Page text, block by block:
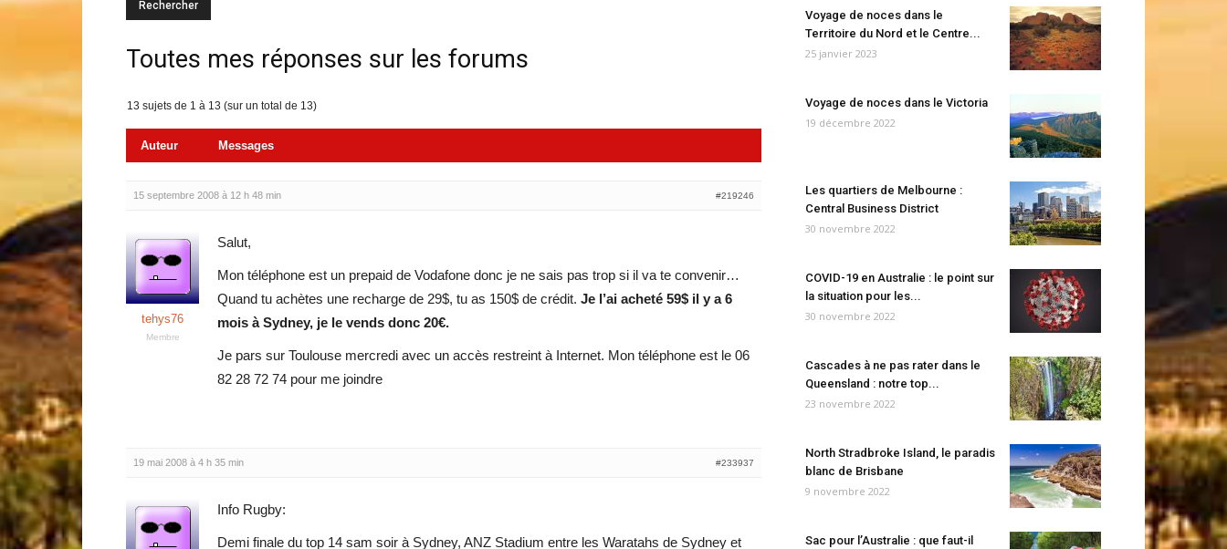
Toutes mes réponses sur les forums
13 sujets de 1 à 13 (sur un total de 13)
Auteur Messages
15 septembre 2008 à 12 h 48 min #219246
tehys76
Membre
Salut,
Mon téléphone est un prepaid de Vodafone donc je ne sais pas trop si il va te convenir…
Quand tu achètes une recharge de 29$, tu as 150$ de crédit. Je l’ai acheté 59$ il y a 6
mois à Sydney, je le vends donc 20€.
Je pars sur Toulouse mercredi avec un accès restreint à Internet. Mon téléphone est le 06
82 28 72 74 pour me joindre
19 mai 2008 à 4 h 35 min #233937
Info Rugby:
Demi finale du top 14 sam soir à Sydney, ANZ Stadium entre les Waratahs de Sydney et
Voyage de noces dans le
Territoire du Nord et le Centre...
25 janvier 2023
Voyage de noces dans le Victoria
19 décembre 2022
Les quartiers de Melbourne :
Central Business District
30 novembre 2022
COVID-19 en Australie : le point sur
la situation pour les...
30 novembre 2022
Cascades à ne pas rater dans le
Queensland : notre top...
23 novembre 2022
North Stradbroke Island, le paradis
blanc de Brisbane
9 novembre 2022
Sac pour l’Australie : que faut-il